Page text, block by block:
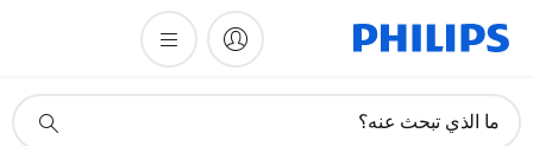
دعم
ما الذي تبحث عنه؟